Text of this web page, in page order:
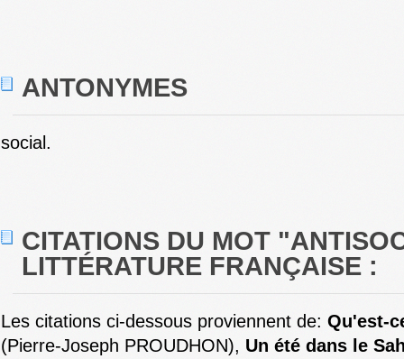
ANTONYMES
social.
CITATIONS DU MOT
LITTÉRATURE FRANÇAISE :
Les citations ci-dessous proviennent de: Qu'est-
(Pierre-Joseph PROUDHON), Un été dans le